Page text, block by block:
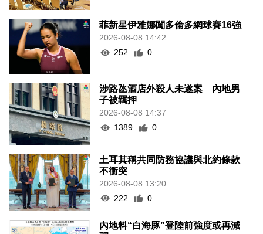
菲新星伊雅娜闖多倫多網球賽16強
2026-08-08 14:42
252
0
涉路氹酒店外殺人未遂案 內地男
子被羈押
2026-08-08 14:37
1389
0
土耳其稱共同防務協議與北約條款
不衝突
2026-08-08 13:20
222
0
內地料“白海豚”登陸前強度或再減